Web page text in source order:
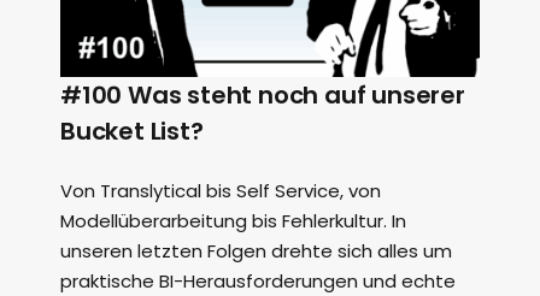
#100 Was steht noch auf unserer
Bucket List?
Von Translytical bis Self Service, von
Modellüberarbeitung bis Fehlerkultur. In
unseren letzten Folgen drehte sich alles um
praktische BI-Herausforderungen und echte